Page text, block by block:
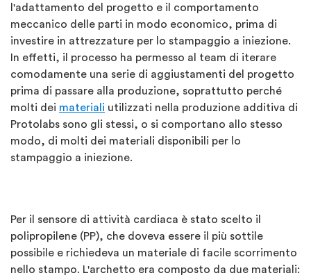
l'adattamento del progetto e il comportamento
meccanico delle parti in modo economico, prima di
investire in attrezzature per lo stampaggio a iniezione.
In effetti, il processo ha permesso al team di iterare
comodamente una serie di aggiustamenti del progetto
prima di passare alla produzione, soprattutto perché
molti dei materiali utilizzati nella produzione additiva di
Protolabs sono gli stessi, o si comportano allo stesso
modo, di molti dei materiali disponibili per lo
stampaggio a iniezione.
Per il sensore di attività cardiaca è stato scelto il
polipropilene (PP), che doveva essere il più sottile
possibile e richiedeva un materiale di facile scorrimento
nello stampo. L'archetto era composto da due materiali: